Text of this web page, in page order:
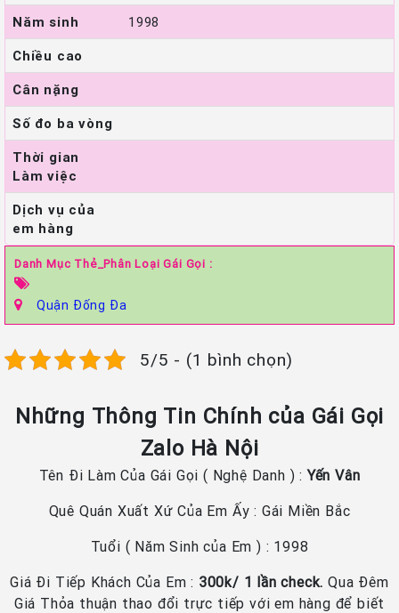
Năm sinh
1998
Chiều cao
Cân nặng
Số đo ba vòng
Thời gian
Làm việc
Dịch vụ của
em hàng
Danh Mục Thẻ_Phân Loại Gái Gọi :
Quận Đống Đa
5/5 - (1 bình chọn)
Những Thông Tin Chính của Gái Gọi
Zalo Hà Nội
Tên Đi Làm Của Gái Gọi ( Nghệ Danh ) :Yến Vân
Quê Quán Xuất Xứ Của Em Ấy : Gái Miền Bắc
Tuổi ( Năm Sinh của Em ) : 1998
Giá Đi Tiếp Khách Của Em : 300k/ 1 lần check. Qua Đêm
Giá Thỏa thuận thao đổi trực tiếp với em hàng để biết